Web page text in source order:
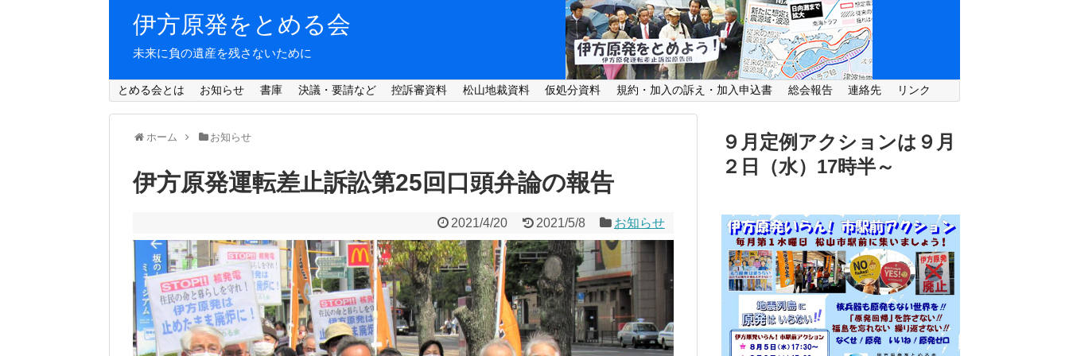
伊方原発をとめる会
未来に負の遺産を残さないために
とめる会とは お知らせ 書庫 決議・要請など 控訴審資料 松山地裁資料 仮処分資料 規約・加入の訴え・加入申込書 総会報告 連絡先 リンク
ホーム お知らせ
伊方原発運転差止訴訟第25回口頭弁論の報告
2021/4/20 2021/5/8 お知らせ
９月定例アクションは９月
２日（水） 17時半～